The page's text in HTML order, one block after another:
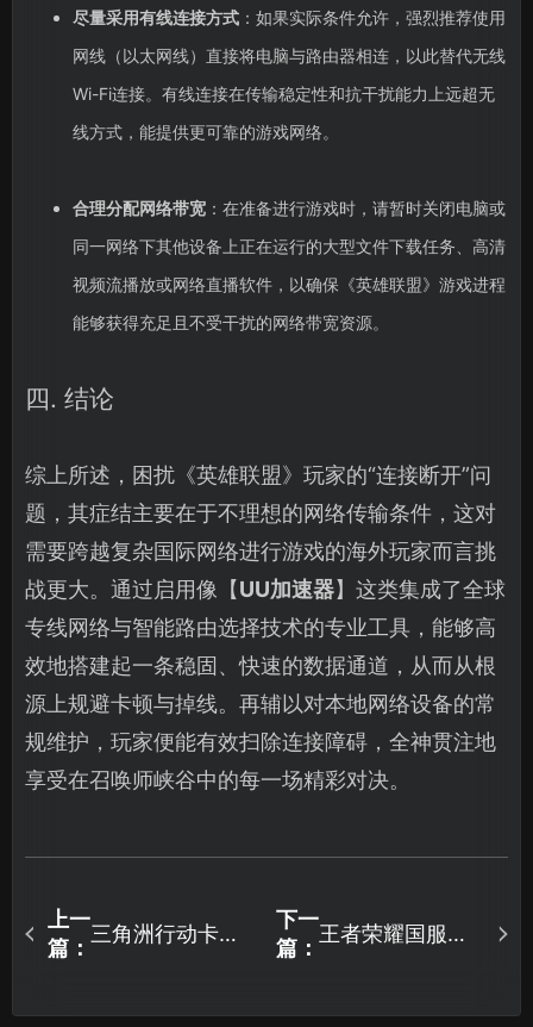
尽量采用有线连接方式：如果实际条件允许，强烈推荐使用
网线（以太网线）直接将电脑与路由器相连，以此替代无线
Wi-Fi连接。有线连接在传输稳定性和抗干扰能力上远超无
线方式，能提供更可靠的游戏网络。
合理分配网络带宽：在准备进行游戏时，请暂时关闭电脑或
同一网络下其他设备上正在运行的大型文件下载任务、高清
视频流播放或网络直播软件，以确保《英雄联盟》游戏进程
能够获得充足且不受干扰的网络带宽资源。
四. 结论
综上所述，困扰《英雄联盟》玩家的“连接断开”问
题，其症结主要在于不理想的网络传输条件，这对
需要跨越复杂国际网络进行游戏的海外玩家而言挑
战更大。通过启用像【UU加速器】这类集成了全球
专线网络与智能路由选择技术的专业工具，能够高
效地搭建起一条稳固、快速的数据通道，从而从根
源上规避卡顿与掉线。再辅以对本地网络设备的常
规维护，玩家便能有效扫除连接障碍，全神贯注地
享受在召唤师峡谷中的每一场精彩对决。
上一
篇：
三角洲行动卡顿
校指南！
下一
篇：
王者荣耀国服掉